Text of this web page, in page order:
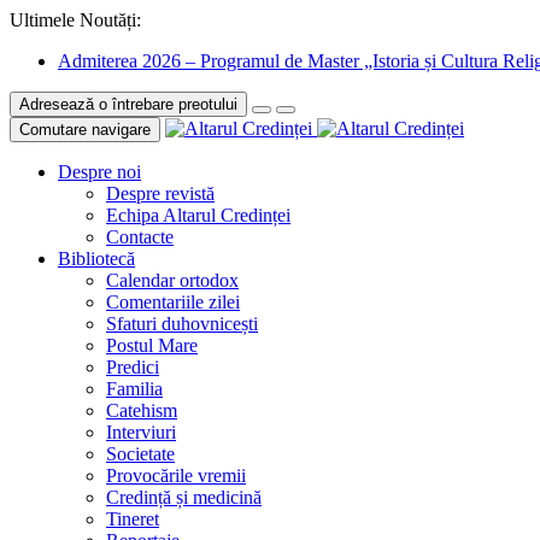
Ultimele Noutăți:
Admiterea 2026 – Programul de Master „Istoria și Cultura
Adresează o întrebare preotului
Comutare navigare
Despre noi
Despre revistă
Echipa Altarul Credinței
Contacte
Bibliotecă
Calendar ortodox
Comentariile zilei
Sfaturi duhovnicești
Postul Mare
Predici
Familia
Catehism
Interviuri
Societate
Provocările vremii
Credință și medicină
Tineret